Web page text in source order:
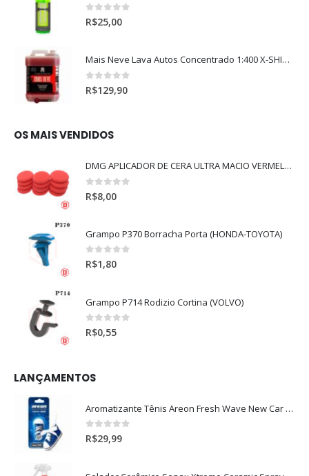
0 out of 5
R$25,00
Mais Neve Lava Autos Concentrado 1:400 X-SHINE 5Litros
0 out of 5
R$129,90
OS MAIS VENDIDOS
DMG APLICADOR DE CERA ULTRA MACIO VERMELHO l
0 out of 5
R$8,00
Grampo P370 Borracha Porta (HONDA-TOYOTA)
0out of 5
R$1,80
Grampo P714 Rodizio Cortina (VOLVO)
0out of 5
R$0,55
LANÇAMENTOS
Aromatizante Tênis Areon Fresh Wave New Car / Carro Novo
0out of 5
R$29,99